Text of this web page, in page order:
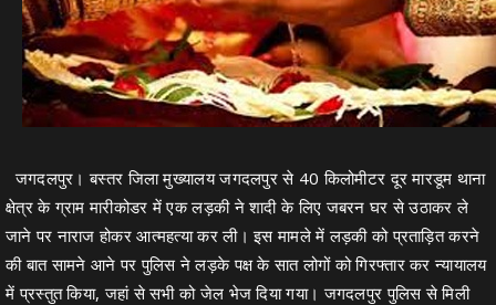
जगदलपुर। बस्तर जिला मुख्यालय जगदलपुर से 40 किलोमीटर दूर मारडूम थाना
क्षेत्र के ग्राम मारीकोडर में एक लड़की ने शादी के लिए जबरन घर से उठाकर ले
जाने पर नाराज होकर आत्महत्या कर ली। इस मामले में लड़की को प्रताड़ित करने
की बात सामने आने पर पुलिस ने लड़के पक्ष के सात लोगों को गिरफ्तार कर न्यायालय
में प्रस्तुत किया, जहां से सभी को जेल भेज दिया गया। जगदलपुर पुलिस से मिली